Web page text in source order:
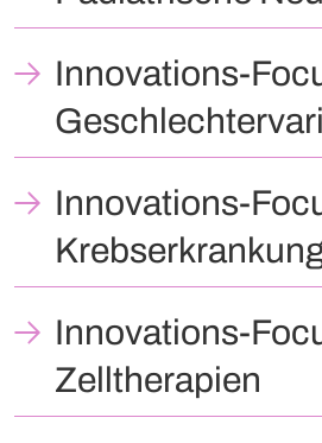
Innovations-
Innovations-
Innovations-
Zelltherapien